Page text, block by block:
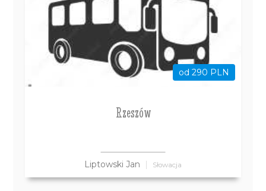
od 290 PLN
Rzeszów
Liptowski Jan Słowacja